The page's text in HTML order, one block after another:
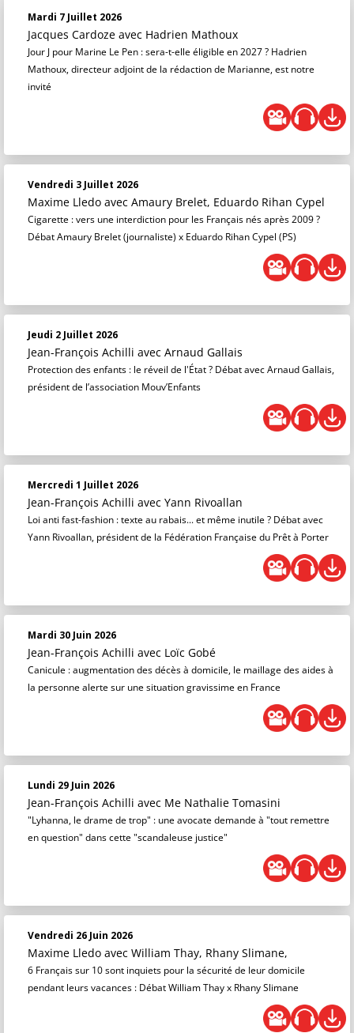
Mardi 7 Juillet 2026
Jacques Cardoze avec Hadrien Mathoux
Jour J pour Marine Le Pen : sera-t-elle éligible en 2027 ? Hadrien
Mathoux, directeur adjoint de la rédaction de Marianne, est notre
invité
Vendredi 3 Juillet 2026
Maxime Lledo avec Amaury Brelet, Eduardo Rihan Cypel
Cigarette : vers une interdiction pour les Français nés après 2009 ?
Débat Amaury Brelet (journaliste) x Eduardo Rihan Cypel (PS)
Jeudi 2 Juillet 2026
Jean-François Achilli avec Arnaud Gallais
Protection des enfants : le réveil de l'État ? Débat avec Arnaud Gallais,
président de l’association Mouv’Enfants
Mercredi 1 Juillet 2026
Jean-François Achilli avec Yann Rivoallan
Loi anti fast-fashion : texte au rabais... et même inutile ? Débat avec
Yann Rivoallan, président de la Fédération Française du Prêt à Porter
Mardi 30 Juin 2026
Jean-François Achilli avec Loïc Gobé
Canicule : augmentation des décès à domicile, le maillage des aides à
la personne alerte sur une situation gravissime en France
Lundi 29 Juin 2026
Jean-François Achilli avec Me Nathalie Tomasini
"Lyhanna, le drame de trop" : une avocate demande à "tout remettre
en question" dans cette "scandaleuse justice"
Vendredi 26 Juin 2026
Maxime Lledo avec William Thay, Rhany Slimane,
6 Français sur 10 sont inquiets pour la sécurité de leur domicile
pendant leurs vacances : Débat William Thay x Rhany Slimane